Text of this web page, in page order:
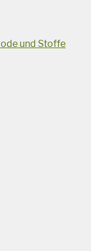
und Stoffe